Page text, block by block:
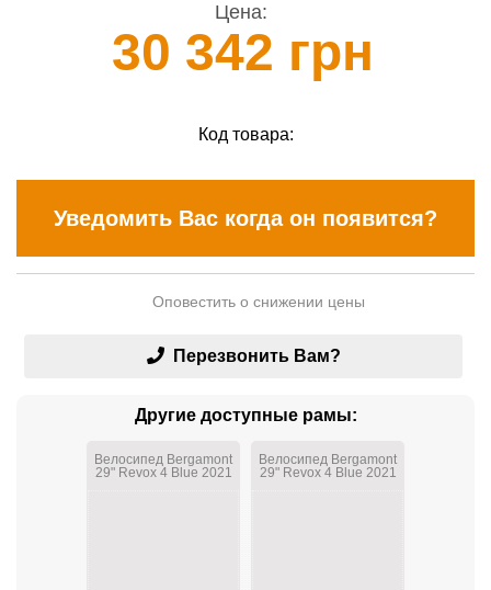
Цена:
30 342 грн
Код товара:
Уведомить Вас когда он появится?
Оповестить о снижении цены
Перезвонить Вам?
Другие доступные рамы:
Велосипед Bergamont
29" Revox 4 Blue 2021
Велосипед Bergamont
29" Revox 4 Blue 2021